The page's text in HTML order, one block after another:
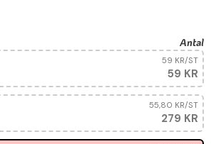
Antal
59 KR
59 KR/ST
279 KR
55,80 KR/ST